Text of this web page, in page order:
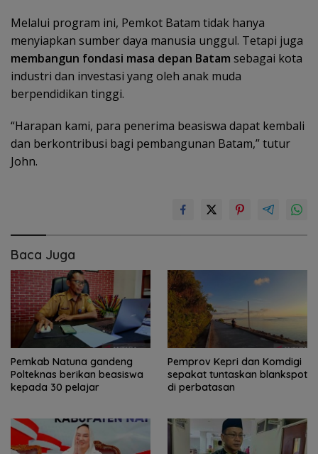
Melalui program ini, Pemkot Batam tidak hanya
menyiapkan sumber daya manusia unggul. Tetapi juga
membangun fondasi masa depan Batam sebagai kota
industri dan investasi yang oleh anak muda
berpendidikan tinggi.
“Harapan kami, para penerima beasiswa dapat kembali
dan berkontribusi bagi pembangunan Batam,” tutur
John.
Baca Juga
Pemkab Natuna gandeng
Polteknas berikan beasiswa
kepada 30 pelajar
Pemprov Kepri dan Komdigi
sepakat tuntaskan blankspot
di perbatasan